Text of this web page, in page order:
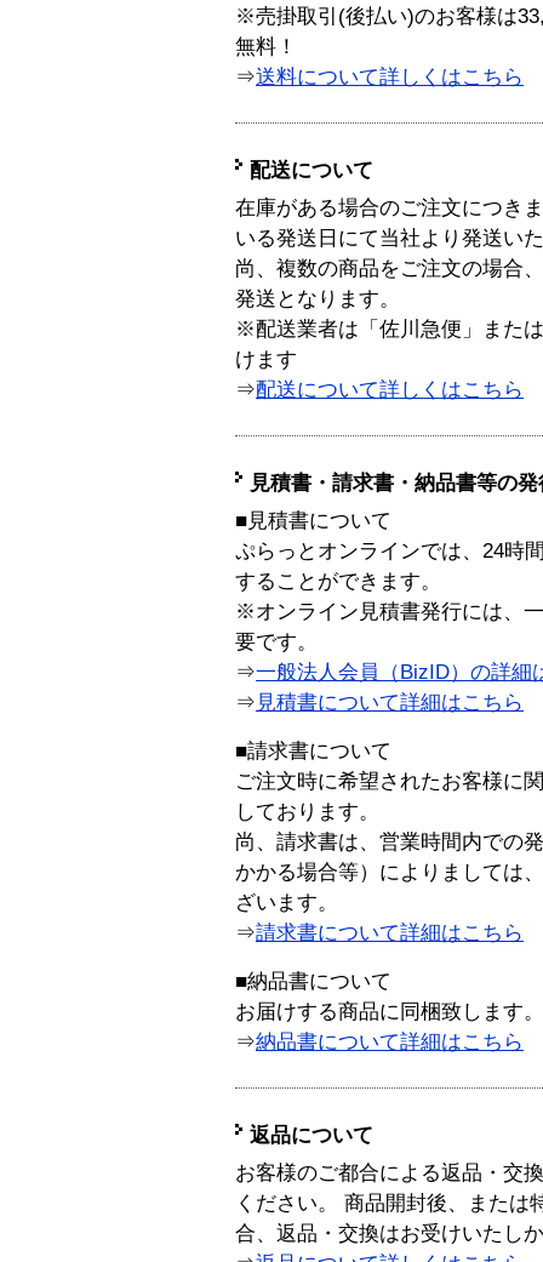
※売掛取引(後払い)のお客様は
無料！
⇒送料について詳しくはこちら
配送について
在庫がある場合のご注文につき
いる発送日にて当社より発送い
尚、複数の商品をご注文の場合
発送となります。
※配送業者は「佐川急便」また
けます
⇒配送について詳しくはこちら
見積書・請求書・納品書等の
■見積書について
ぷらっとオンラインでは、24時
することができます。
※オンライン見積書発行には、
要です。
⇒一般法人会員（BizID）の詳細
⇒ 見積書について詳細はこちら
■請求書について
ご注文時に希望されたお客様に
しております。
尚、請求書は、営業時間内での
かかる場合等）によりましては
ざいます。
⇒請求書について詳細はこちら
■納品書について
お届けする商品に同梱致します。
⇒納品書について詳細はこちら
返品について
お客様のご都合による返品・交
ください。 商品開封後、または
合、返品・交換はお受けいたし